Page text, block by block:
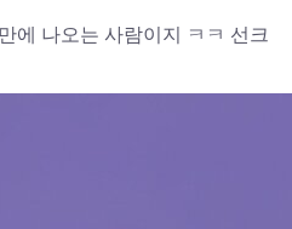
에 나오는 사람이지 ㅋㅋ 선크